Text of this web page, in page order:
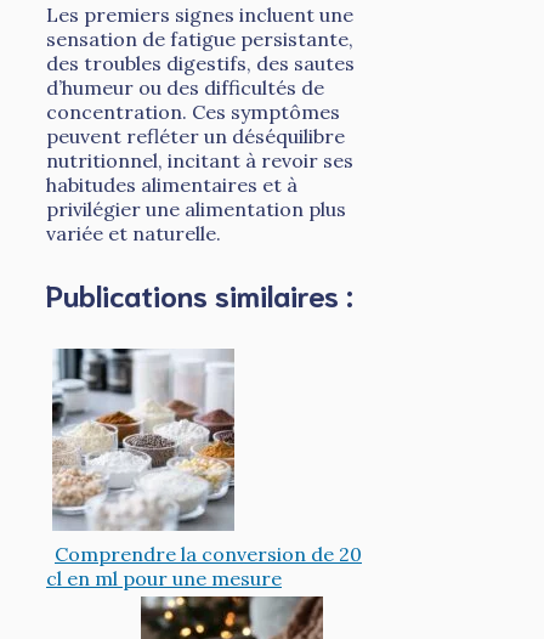
Les premiers signes incluent une
sensation de fatigue persistante,
des troubles digestifs, des sautes
d’humeur ou des difficultés de
concentration. Ces symptômes
peuvent refléter un déséquilibre
nutritionnel, incitant à revoir ses
habitudes alimentaires et à
privilégier une alimentation plus
variée et naturelle.
Publications similaires :
Comprendre la conversion de 20
cl en ml pour une mesure